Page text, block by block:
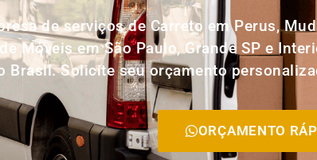
de serviços de Carreto em Perus,
Móveis em São Paulo, Grande SP e
Brasil. Solicite seu orçamento
ORÇAMENTO